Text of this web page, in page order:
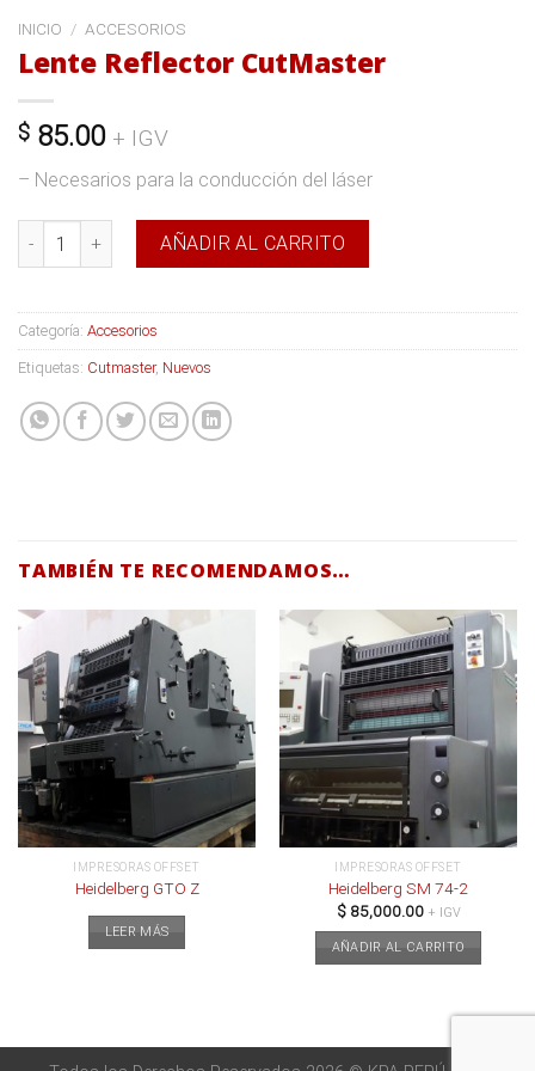
INICIO / ACCESORIOS
Lente Reflector CutMaster
$ 85.00 + IGV
– Necesarios para la conducción del láser
Lente Reflector CutMaster cantidad
AÑADIR AL CARRITO
Categoría: Accesorios
Etiquetas: Cutmaster, Nuevos
TAMBIÉN TE RECOMENDAMOS…
IMPRESORAS OFFSET
Heidelberg GTO Z
LEER MÁS
IMPRESORAS OFFSET
Heidelberg SM 74-2
$85,000.00 + IGV
AÑADIR AL CARRITO